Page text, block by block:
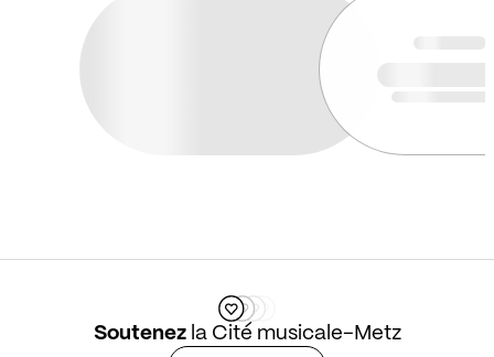
Soutenezla Cité musicale-Metz